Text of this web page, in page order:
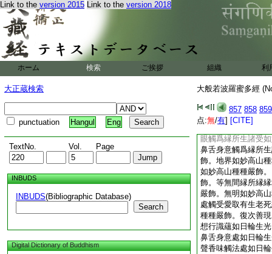
Link to the version 2015 Link to the version 2018
ホーム 検索 ご挨拶 組織 利
大正蔵検索
punctuation Hangul Eng
TextNo. Vol. Page
INBUDS
INBUDS(Bibliographic Database)
Search
Digital Dictionary of Buddhism
大般若波羅蜜多經
857 858 859
点:無/有] [CITE]
増上縁如虚空。無
觸受愛取有生老死
次善現。色如妙高
妙高山種種嚴飾。
妙高山種種嚴飾。
種種嚴飾。眼界如
身意界如妙高山種
種種嚴飾。聲香味
飾。眼識界如妙高
識界如妙高山種種
種嚴飾。耳鼻舌身
眼觸爲縁所生諸受
鼻舌身意觸爲縁所
飾。地界如妙高山
如妙高山種種嚴飾
飾。等無間縁所縁
嚴飾。無明如妙高
處觸受愛取有生老
種種嚴飾。復次善
想行識蘊如日輪生
鼻舌身意處如日輪
聲香味觸法處如日